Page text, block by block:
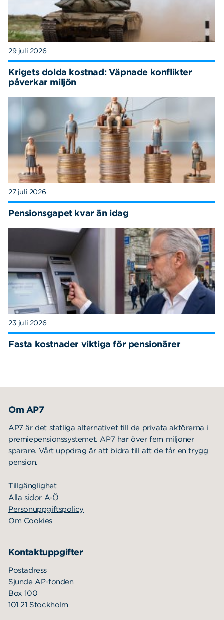
29 juli 2026
Krigets dolda kostnad: Väpnade konflikter
påverkar miljön
27 juli 2026
Pensionsgapet kvar än idag
23 juli 2026
Fasta kostnader viktiga för pensionärer
Om AP7
AP7 är det statliga alternativet till de privata aktörerna i
premiepensionssystemet. AP7 har över fem miljoner
sparare. Vårt uppdrag är att bidra till att de får en trygg
pension.
Tillgänglighet
Alla sidor A-Ö
Personuppgiftspolicy
Om Cookies
Kontaktuppgifter
Postadress
Sjunde AP-fonden
Box 100
101 21 Stockholm